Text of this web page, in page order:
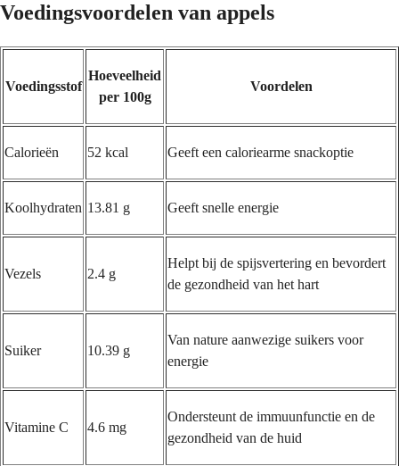
Voedingsvoordelen van appels
Voedingsstof
Hoeveelheid
per 100g
Voordelen
Calorieën 52 kcal Geeft een caloriearme snackoptie
Koolhydraten 13.81 g Geeft snelle energie
Vezels 2.4 g
Helpt bij de spijsvertering en bevordert
de gezondheid van het hart
Suiker 10.39 g
Van nature aanwezige suikers voor
energie
Vitamine C 4.6 mg
Ondersteunt de immuunfunctie en de
gezondheid van de huid